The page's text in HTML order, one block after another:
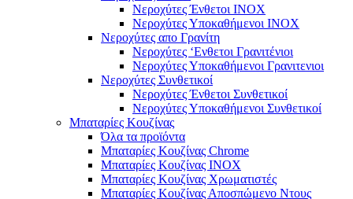
Νεροχύτες Ένθετοι INOX
Νεροχύτες Υποκαθήμενοι INOX
Νεροχύτες απο Γρανίτη
Νεροχύτες ‘Ενθετοι Γρανιτένιοι
Νεροχύτες Υποκαθήμενοι Γρανιτενιοι
Νεροχύτες Συνθετικοί
Νεροχύτες Ένθετοι Συνθετικοί
Νεροχύτες Υποκαθήμενοι Συνθετικοί
Μπαταρίες Κουζίνας
Όλα τα προϊόντα
Μπαταρίες Κουζίνας Chrome
Μπαταρίες Κουζίνας INOX
Μπαταρίες Κουζίνας Χρωματιστές
Μπαταρίες Κουζίνας Αποσπώμενο Ντους